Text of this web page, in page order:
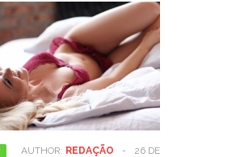
AUTHOR: REDAÇÃO -
26 DE